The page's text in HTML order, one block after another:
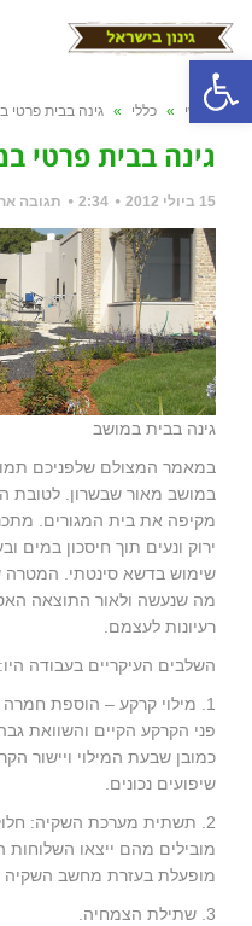
פתח סרגל נגישות
ראשי » כללי » גינה בבית פרטי
גינה בבית פרטי
15 ביולי 2012 2:34 תגובה
גינה בבית במושב
במאמר המצולם שלפניכם
מקיפה את בית המגורים.
ירוק ונעים תוך חיסכון במים
שימוש בדשא סינטתי.
מה שנעשה ולאור התוצאה
רעיונות לעצמם.
השלבים העיקריים בעבודה היו:
פני הקרקע הקיים והשוואת
כמובן שבעת המילוי ויישור
שיפועים נכונים.
2. תשתית מערכת השקיה:
מובילים מהם ייצאו
מופעלת בעזרת מחשב השקיה בעל 6
3. שתילת הצמחיה.